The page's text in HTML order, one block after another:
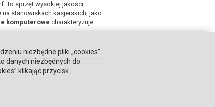
To sprzęt wysokiej jakości,
stanowiskach kasjerskich, jako
komputerowe charakteryzuje
niezbędne pliki „cookies”
danych niezbędnych do
klikając przycisk